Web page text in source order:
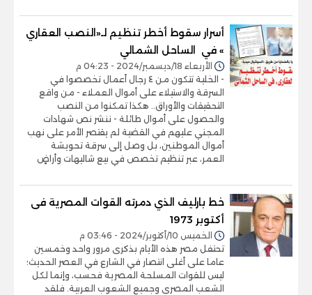
أسرار سقوط أخطر تنظيم لـ«النصب العقاري
» في الساحل الشمالي
الأربعاء 18/ديسمبر/2024 - 04:23 م
- الخلية تتكون من ٤ رجال أعمال تخصصوا في
السرقة والاستيلاء على أموال العملاء - من واقع
التحقيقات والأوراق.. هكذا تمكنوا من النصب
والحصول على أموال طائلة - ننشر نص شهادات
المجني عليهم في القضية لم يقتصر الأمر على نهب
أموال الموطنين، بل وصل إلى سرقة تحويشة
العمر، عبر تنظيم تخصص في بيع شاليهات وأراضٍ
خط بارليف الذي دمرته القوات المصرية فى
أكتوبر 1973
الخميس 10/أكتوبر/2024 - 03:46 م
تحتفل مصر هذه الأيام بذكرى مرور واحد وخمسين
عاما على أغلى انتصار في الشارع في العصر الحديث؛
ليس للقوات المسلحة المصرية فحسب، وإنما لكل
الشعب المصري وجميع الشعوب العربية. فلقد